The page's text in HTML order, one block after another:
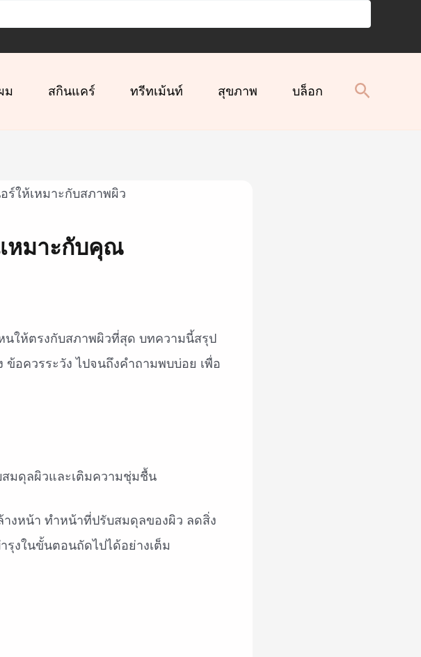
ม สกินแคร์ ทรีทเม้นท์ สุขภาพ บล็อก
หมาะกับคุณ
นให้ตรงกับสภาพผิวที่สุด บทความนี้สรุป
อควรระวัง ไปจนถึงคำถามพบบ่อย เพื่อ
งหน้า ทำหน้าที่ปรับสมดุลของผิว ลดสิ่ง
รุงในขั้นตอนถัดไปได้อย่างเต็ม